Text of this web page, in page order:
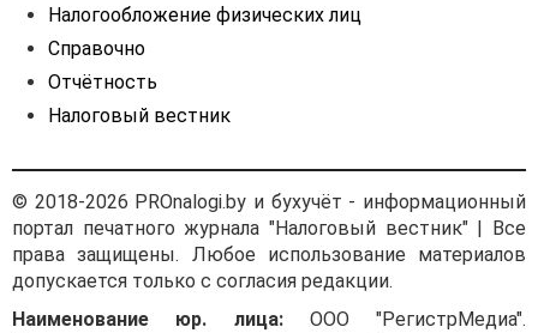
Налогообложение физических лиц
Справочно
Отчётность
Налоговый вестник
© 2018-2026 PROnalogi.by и бухучёт - информационный
портал печатного журнала "Налоговый вестник" | Все
права защищены. Любое использование материалов
допускается только с согласия редакции.
Наименование юр. лица:ООО "РегистрМедиа".